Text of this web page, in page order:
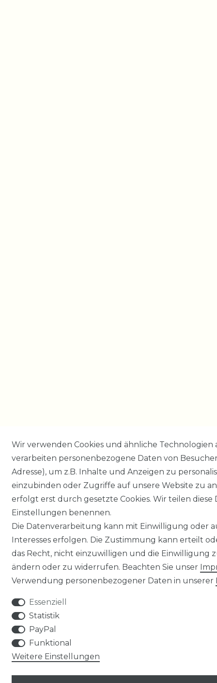
Wir verwenden Cookies und ähnliche
verarbeiten personenbezogene Daten von
Adresse), um z.B. Inhalte und Anzeigen zu
einzubinden oder Zugriffe auf unsere Website zu
erfolgt erst durch gesetzte Cookies. Wir teilen
Einstellungen benennen.
Die Datenverarbeitung kann mit Einwilligung oder
Interesses erfolgen. Die Zustimmung kann erteilt
das Recht, nicht einzuwilligen und die Einwilligung
ändern oder zu widerrufen. Beachten Sie unser
Verwendung personenbezogener Daten in unserer
Essenziell
Statistik
PayPal
Funktional
Weitere Einstellungen